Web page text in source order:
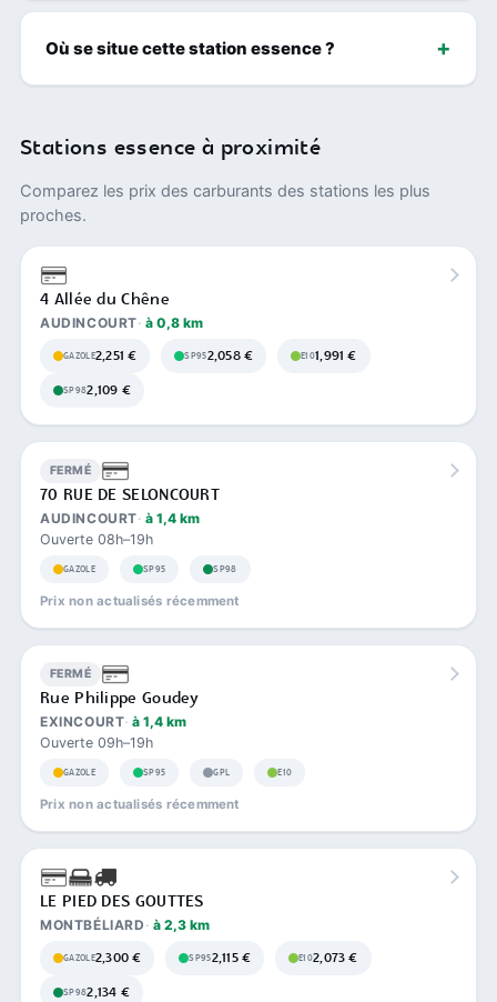
Où se situe cette station essence ?
Stations essence à proximité
Comparez les prix des carburants des stations les plus
proches.
4 Allée du Chêne
AUDINCOURT à 0,8 km
GAZOLE2,251 € SP952,058 € E101,991 €
SP982,109 €
FERMÉ
70 RUE DE SELONCOURT
AUDINCOURT à 1,4 km
Ouverte 08h–19h
GAZOLE SP95 SP98
Prix non actualisés récemment
FERMÉ
Rue Philippe Goudey
EXINCOURT à 1,4 km
Ouverte 09h–19h
GAZOLE SP95 GPL E10
Prix non actualisés récemment
LE PIED DES GOUTTES
MONTBÉLIARD à 2,3 km
GAZOLE2,300 € SP952,115 € E102,073 €
SP982,134 €